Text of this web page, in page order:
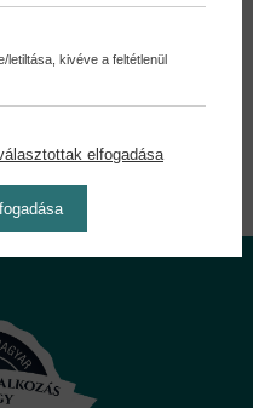
számoljon!
a Családi
kivéve a feltétlenül
elfogadása